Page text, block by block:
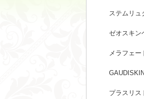
ステムリュ
ゼオスキン
メラフェー
プラスリス